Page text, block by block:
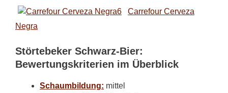
Carrefour Cerveza
Negra
Störtebeker Schwarz-Bier:
Bewertungskriterien im Überblick
Schaumbildung: mittel